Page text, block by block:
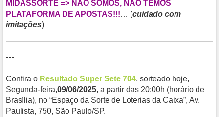
MIDASSORTE => NÃO SOMOS, NÃO TEMOS
PLATAFORMA DE APOSTAS!!!… (cuidado com
imitações)
•••
Confira o Resultado Super Sete 704, sorteado hoje,
Segunda-feira,09/06/2025, a partir das 20:00h (horário de
Brasília), no “Espaço da Sorte de Loterias da Caixa”, Av.
Paulista, 750, São Paulo/SP.